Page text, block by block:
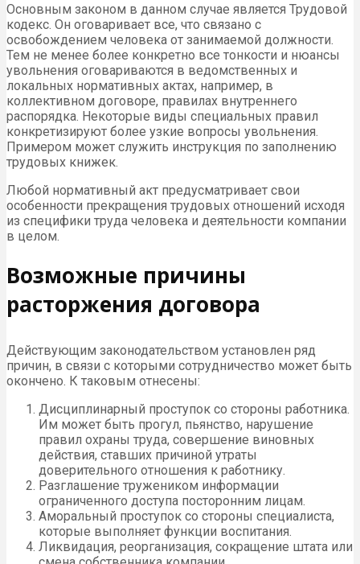
Основным законом в данном случае является Трудовой
кодекс. Он оговаривает все, что связано с
освобождением человека от занимаемой должности.
Тем не менее более конкретно все тонкости и нюансы
увольнения оговариваются в ведомственных и
локальных нормативных актах, например, в
коллективном договоре, правилах внутреннего
распорядка. Некоторые виды специальных правил
конкретизируют более узкие вопросы увольнения.
Примером может служить инструкция по заполнению
трудовых книжек.
Любой нормативный акт предусматривает свои
особенности прекращения трудовых отношений исходя
из специфики труда человека и деятельности компании
в целом.
Возможные причины
расторжения договора
Действующим законодательством установлен ряд
причин, в связи с которыми сотрудничество может быть
окончено. К таковым отнесены:
Дисциплинарный проступок со стороны работника.
Им может быть прогул, пьянство, нарушение
правил охраны труда, совершение виновных
действия, ставших причиной утраты
доверительного отношения к работнику.
Разглашение тружеником информации
ограниченного доступа посторонним лицам.
Аморальный проступок со стороны специалиста,
которые выполняет функции воспитания.
Ликвидация, реорганизация, сокращение штата или